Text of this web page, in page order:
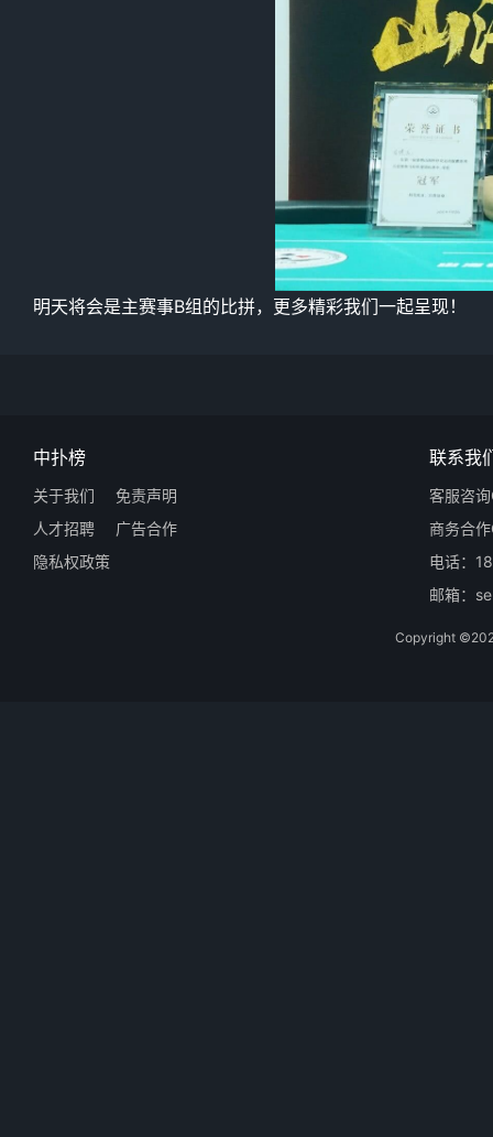
明天将会是主赛事B组的比拼，更多精彩我们一起呈现！
中扑榜
关于我们
免责声明
人才招聘
广告合作
隐私权政策
联系我
客服咨
商务合
电话：
邮箱：
Copyright